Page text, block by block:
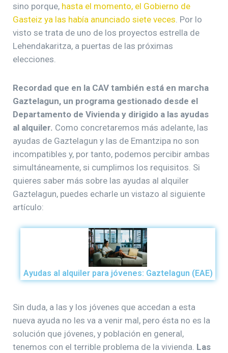
sino porque, hasta el momento, el Gobierno de
Gasteiz ya las había anunciado siete veces . Por lo
visto se trata de uno de los proyectos estrella de
Lehendakaritza, a puertas de las próximas
elecciones.
Recordad que en la CAV también está en marcha
Gaztelagun, un programa gestionado desde el
Departamento de Vivienda y dirigido a las ayudas
al alquiler. Como concretaremos más adelante, las
ayudas de Gaztelagun y las de Emantzipa no son
incompatibles y, por tanto, podemos percibir ambas
simultáneamente, si cumplimos los requisitos. Si
quieres saber más sobre las ayudas al alquiler
Gaztelagun, puedes echarle un vistazo al siguiente
artículo:
Ayudas al alquiler para jóvenes: Gaztelagun (EAE)
Sin duda, a las y los jóvenes que accedan a esta
nueva ayuda no les va a venir mal, pero ésta no es la
solución que jóvenes, y población en general,
tenemos con el terrible problema de la vivienda. Las